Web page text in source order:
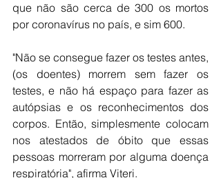
que não são cerca de 300 os mortos
por coronavírus no país, e sim 600.
"Não se consegue fazer os testes antes,
(os doentes) morrem sem fazer os
testes, e não há espaço para fazer as
autópsias e os reconhecimentos dos
corpos. Então, simplesmente colocam
nos atestados de óbito que essas
pessoas morreram por alguma doença
respiratória", afirma Viteri.